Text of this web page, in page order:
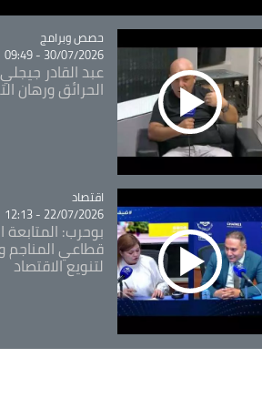
Catégorie
حصص وبرامج
30/07/2026 - 09:49
عبد القادر
الحرائق ورهان
Catégorie
اقتصاد
22/07/2026 - 12:13
بوحرب:
قطاعي المناجم
لتنويع الاقتصاد